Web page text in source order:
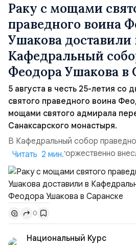
Раку с мощами
праведного воина
Ушакова доставили
Кафедральный
Феодора Ушакова в
5 августа в честь 25-летия со
святого праведного воина
мощами святого адмирала
Санаксарского монастыря.
В Кафедральный собор
Ушакова раку торжественно
участвовавшие в канонизации
воина Феодора Ушакова 25 лет
Владимир Прокофьевич Валуев,
Балтийским флотом ВМФ России
гг.);Адмирал Владимир Петрович
командующий Черноморским
(1998–2002 г...
Читать 2 мин.
0
Национальный Курс